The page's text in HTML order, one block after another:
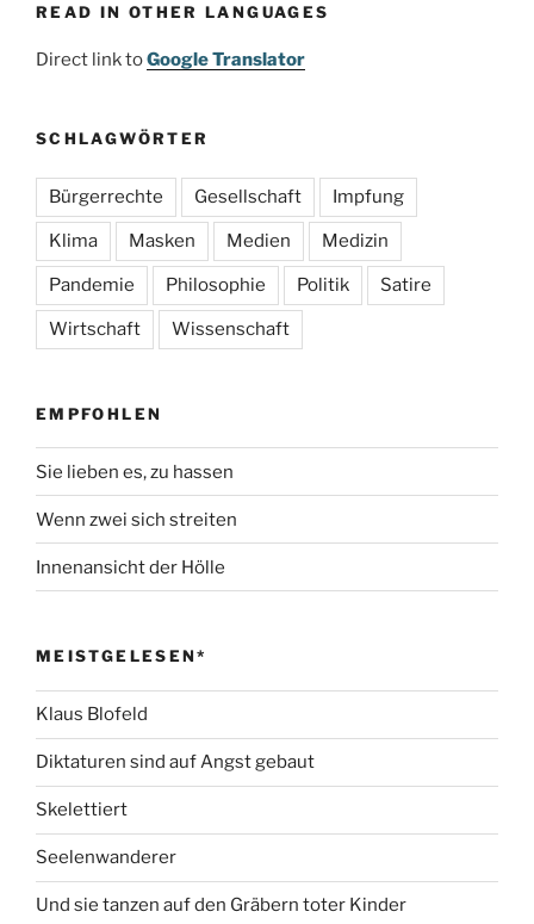
READ IN OTHER LANGUAGES
Direct link toGoogle Translator
SCHLAGWÖRTER
Bürgerrechte Gesellschaft Impfung
Klima Masken Medien Medizin
Pandemie Philosophie Politik Satire
Wirtschaft Wissenschaft
EMPFOHLEN
Sie lieben es, zu hassen
Wenn zwei sich streiten
Innenansicht der Hölle
MEISTGELESEN*
Klaus Blofeld
Diktaturen sind auf Angst gebaut
Skelettiert
Seelenwanderer
Und sie tanzen auf den Gräbern toter Kinder